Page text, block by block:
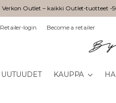
Verkon Outlet – kaikki Outlet-tuotteet
Retailer-login Become a retailer
UUTUUDET KAUPPA